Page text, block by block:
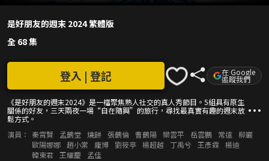
是好朋友的週末 2024 繁體版
全 68 集
《是好朋友的週末2024》是一檔聚焦熟人社交的真人秀節目。5組具有原生
關係的好友，三天兩夜一場“自在隨興”的旅行，尋找最真實有趣的週末放
鬆方式。
登入 | 登記 在 Google
追蹤我們
演員： 秦霄賢 孟鶴堂 燒餅 張鶴倫 曹鶴陽 欒雲平 岳雲鵬 常遠 柳巖
歐陽娜娜 趙小棠 龐博 劉筱亭 楊超越 丁禹兮 王彥霖 楊迪
韓東君
王耀慶 孟佳